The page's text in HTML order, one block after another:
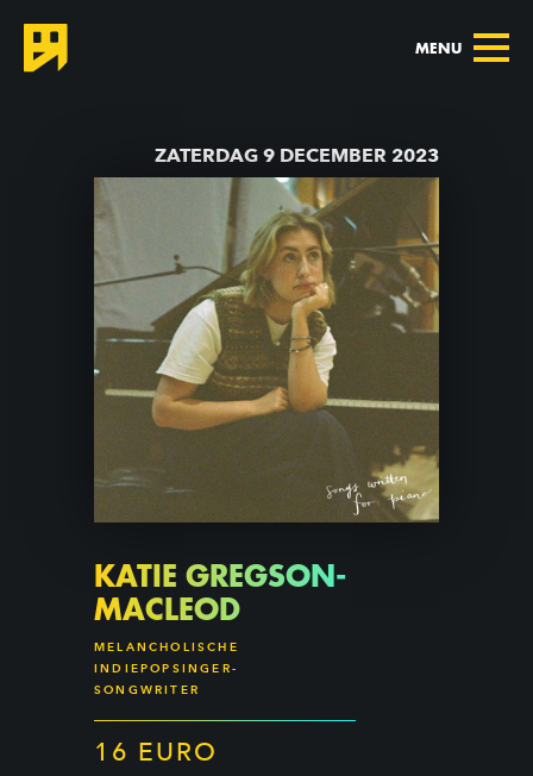
MENU
ZATERDAG 9 DECEMBER 2023
KATIE GREGSON-
MACLEOD
MELANCHOLISCHE
INDIEPOPSINGER-
SONGWRITER
16 EURO